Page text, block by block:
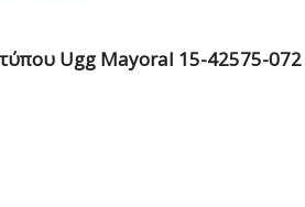
Ugg Mayoral 15-42575-072